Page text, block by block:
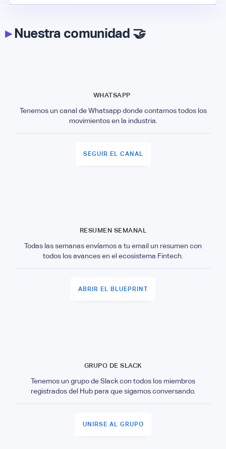
▸Nuestra comunidad 🤝
WHATSAPP
Tenemos un canal de Whatsapp donde contamos todos los
movimientos en la industria.
SEGUIR EL CANAL
RESUMEN SEMANAL
Todas las semanas envíamos a tu email un resumen con
todos los avances en el ecosistema Fintech.
ABRIR EL BLUEPRINT
GRUPO DE SLACK
Tenemos un grupo de Slack con todos los miembros
registrados del Hub para que sigamos conversando.
UNIRSE AL GRUPO